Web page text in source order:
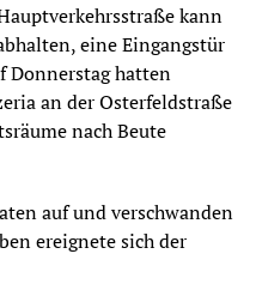
kann
eine Eingangstür
Donnerstag hatten
an der Osterfeldstraße
nach Beute
auf und verschwanden
ereignete sich der